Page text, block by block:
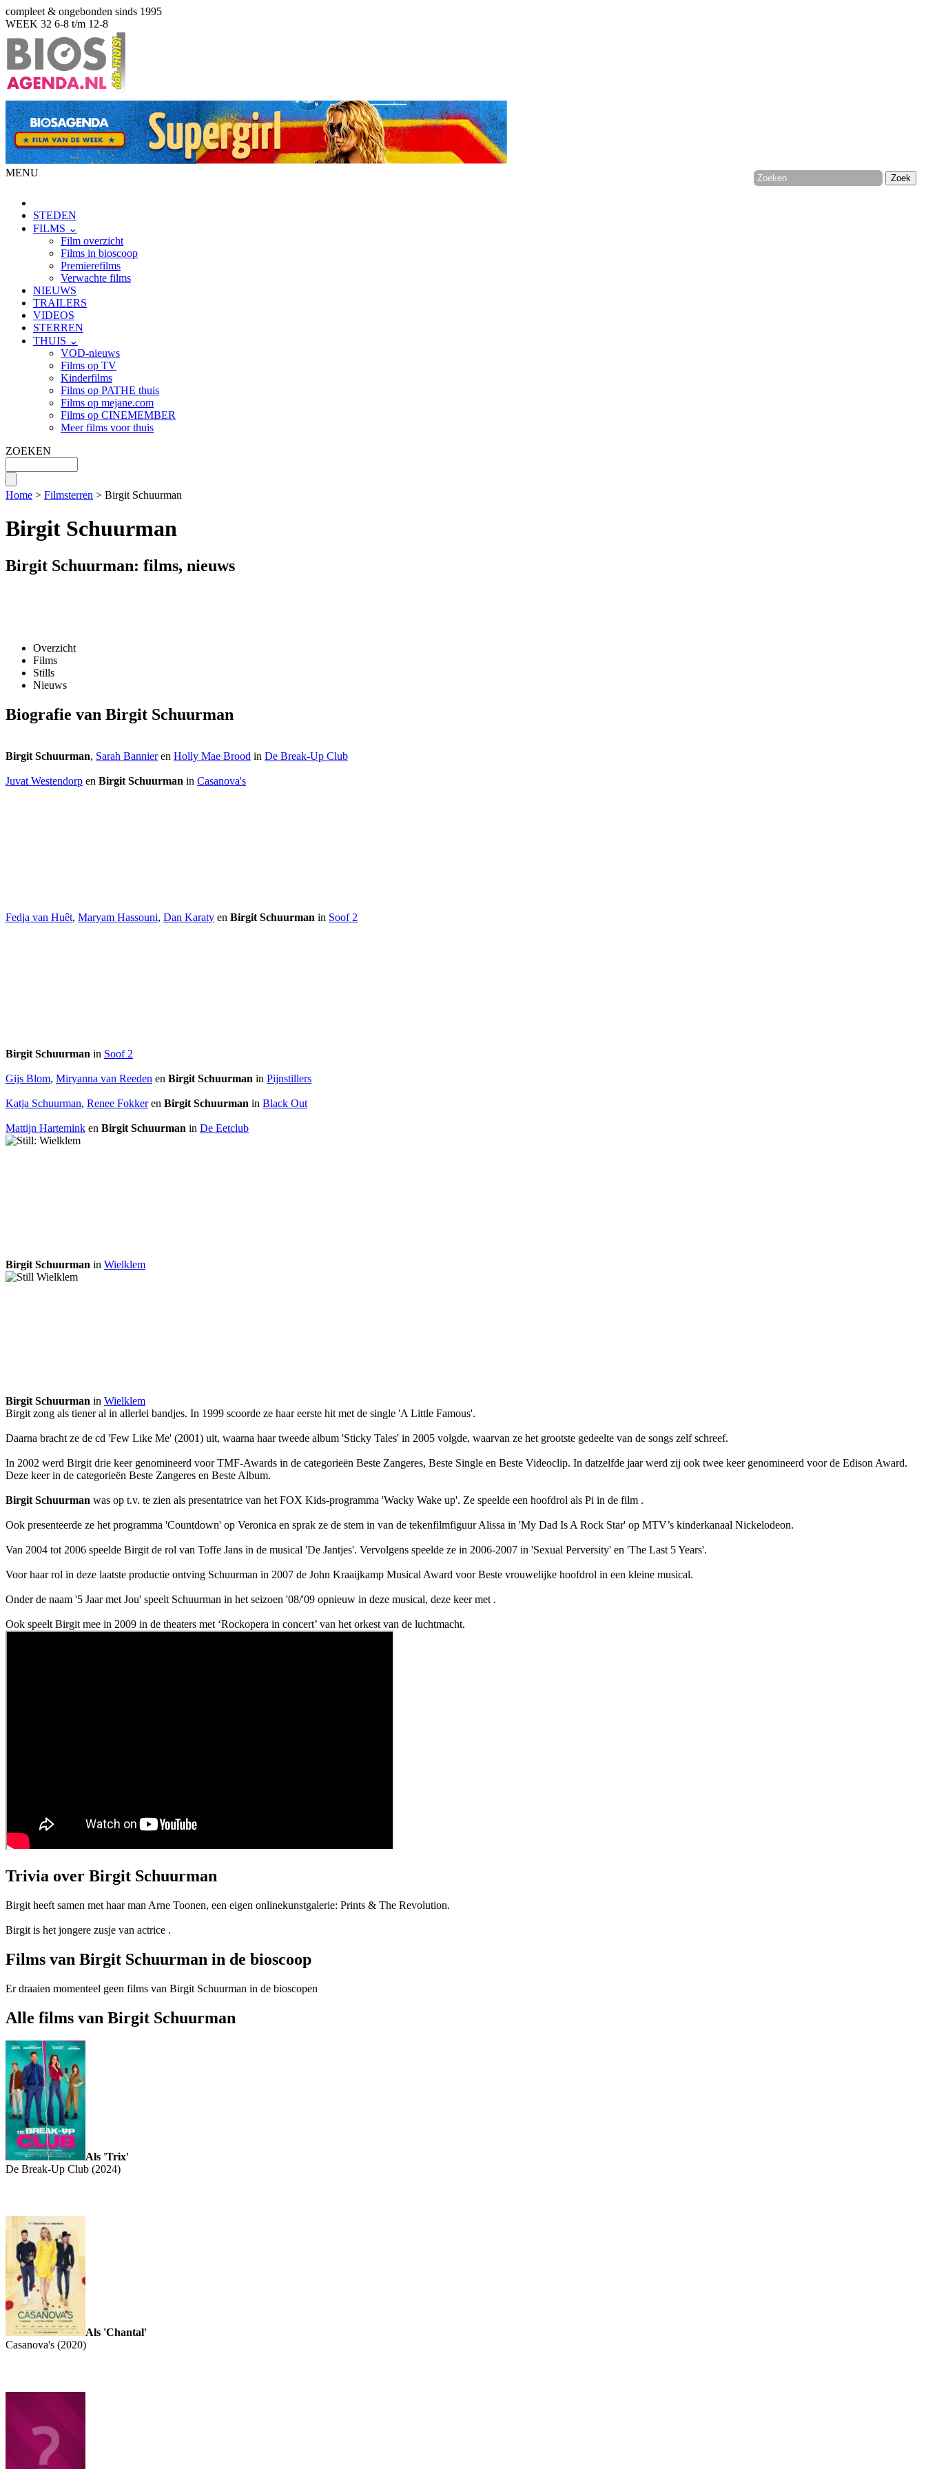
compleet & ongebonden sinds 1995
WEEK 32 6-8 t/m 12-8
MENU
STEDEN
FILMS ⌄
Film overzicht
Films in bioscoop
Premierefilms
Verwachte films
NIEUWS
TRAILERS
VIDEOS
STERREN
THUIS ⌄
VOD-nieuws
Films op TV
Kinderfilms
Films op PATHE thuis
Films op mejane.com
Films op CINEMEMBER
Meer films voor thuis
ZOEKEN
Home > Filmsterren > Birgit Schuurman
Birgit Schuurman
Birgit Schuurman: films, nieuws
Overzicht
Films
Stills
Nieuws
Biografie van Birgit Schuurman
Birgit Schuurman, Sarah Bannieren Holly Mae Brood in De Break-Up Club
Juvat Westendorp en Birgit Schuurman in Casanova's
Fedja van Huêt, Maryam Hassouni, Dan Karaty en Birgit Schuurman in Soof 2
Birgit Schuurman in Soof 2
Gijs Blom, Miryanna van Reeden en Birgit Schuurman in Pijnstillers
Katja Schuurman, Renee Fokkeren Birgit Schuurman in Black Out
Mattijn Hartemink en Birgit Schuurman in De Eetclub
Birgit Schuurman in Wielklem
Birgit Schuurman in Wielklem
Birgit zong als tiener al in allerlei bandjes. In 1999 scoorde ze haar eerste hit met de single 'A Little Famous'.
Daarna bracht ze de cd 'Few Like Me' (2001) uit, waarna haar tweede album 'Sticky Tales' in 2005 volgde, waarvan ze het grootste gedeelte van de songs zelf schreef.
In 2002 werd Birgit drie keer genomineerd voor TMF-Awards in de categorieën Beste Zangeres, Beste Single en Beste Videoclip. In datzelfde jaar werd zij ook twee keer genomineerd voor de Edison Award.
Deze keer in de categorieën Beste Zangeres en Beste Album.
Birgit Schuurman was op t.v. te zien als presentatrice van het FOX Kids-programma 'Wacky Wake up'. Ze speelde een hoofdrol als Pi in de film .
Ook presenteerde ze het programma 'Countdown' op Veronica en sprak ze de stem in van de tekenfilmfiguur Alissa in 'My Dad Is A Rock Star' op MTV’s kinderkanaal Nickelodeon.
Van 2004 tot 2006 speelde Birgit de rol van Toffe Jans in de musical 'De Jantjes'. Vervolgens speelde ze in 2006-2007 in 'Sexual Perversity' en 'The Last 5 Years'.
Voor haar rol in deze laatste productie ontving Schuurman in 2007 de John Kraaijkamp Musical Award voor Beste vrouwelijke hoofdrol in een kleine musical.
Onder de naam '5 Jaar met Jou' speelt Schuurman in het seizoen '08/'09 opnieuw in deze musical, deze keer met .
Ook speelt Birgit mee in 2009 in de theaters met ‘Rockopera in concert’ van het orkest van de luchtmacht.
Trivia over Birgit Schuurman
Birgit heeft samen met haar man Arne Toonen, een eigen onlinekunstgalerie: Prints & The Revolution.
Birgit is het jongere zusje van actrice .
Films van Birgit Schuurman in de bioscoop
Er draaien momenteel geen films van Birgit Schuurman in de bioscopen
Alle films van Birgit Schuurman
Als 'Trix'
De Break-Up Club (2024)
Als 'Chantal'
Casanova's (2020)